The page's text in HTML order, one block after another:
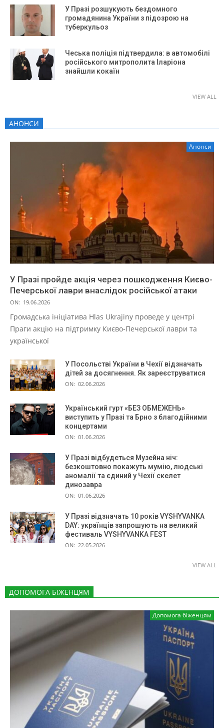
У Празі розшукують бездомного
громадянина України з підозрою на
туберкульоз
Чеська поліція підтвердила: в автомобілі
російського митрополита Іларіона
знайшли кокаїн
VIEW ALL
АНОНСИ
Анонси
У Празі пройде акція через пошкодження Києво-
Печерської лаври внаслідок російської атаки
ON: 19.06.2026
Громадська ініціатива Hlas Ukrajiny проведе у центрі
Праги акцію на підтримку Києво-Печерської лаври та
української
У Посольстві України в Чехії відзначать
дітей за досягнення. Як зареєструватися
ON: 02.06.2026
Український гурт «БЕЗ ОБМЕЖЕНЬ»
виступить у Празі та Брно з благодійними
концертами
ON: 01.06.2026
У Празі відбудеться Музейна ніч:
безкоштовно покажуть мумію, людські
аномалії та єдиний у Чехії скелет
динозавра
ON: 01.06.2026
У Празі відзначать 10 років VYSHYVANKA
DAY: українців запрошують на великий
фестиваль VYSHYVANKA FEST
ON: 22.05.2026
VIEW ALL
ДОПОМОГА БІЖЕНЦЯМ
Допомога біженцям